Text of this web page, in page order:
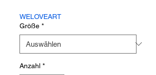
WELOVEART
Größe *
Anzahl *